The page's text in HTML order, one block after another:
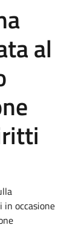
al
occasione